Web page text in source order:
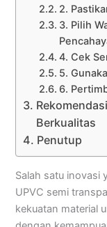
2.
3. Pilih
4. Cek
5.
6.
Berkualitas
Penutup
Salah satu inovasi
UPVC semi
kekuatan material